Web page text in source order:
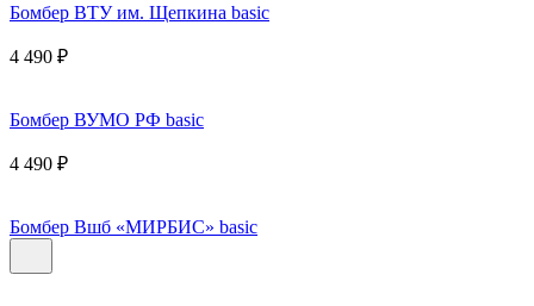
Бомбер ВТУ им. Щепкина basic
4 490 ₽
Бомбер ВУМО РФ basic
4 490 ₽
Бомбер Вшб «МИРБИС» basic